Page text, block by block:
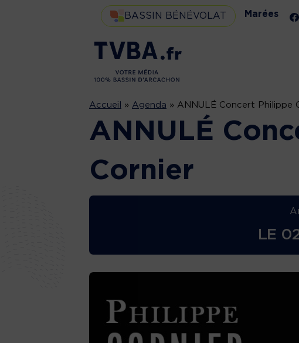
BASSIN BÉNÉVOLAT Marées
Accueil » Agenda » ANNULÉ Concert Philippe
ANNULÉ
Cornier
LE